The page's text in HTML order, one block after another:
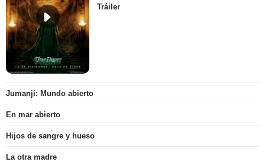
Tráiler
Jumanji: Mundo abierto
En mar abierto
Hijos de sangre y hueso
La otra madre